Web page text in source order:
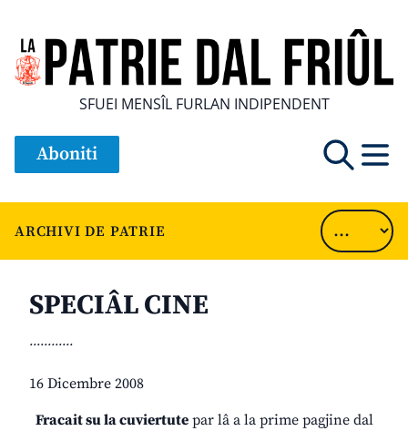
SFUEI MENSÎL FURLAN INDIPENDENT
Aboniti
ARCHIVI DE PATRIE
SPECIÂL CINE
............
16 Dicembre 2008
Fracait su la cuviertutepar lâ a la prime pagjine dal